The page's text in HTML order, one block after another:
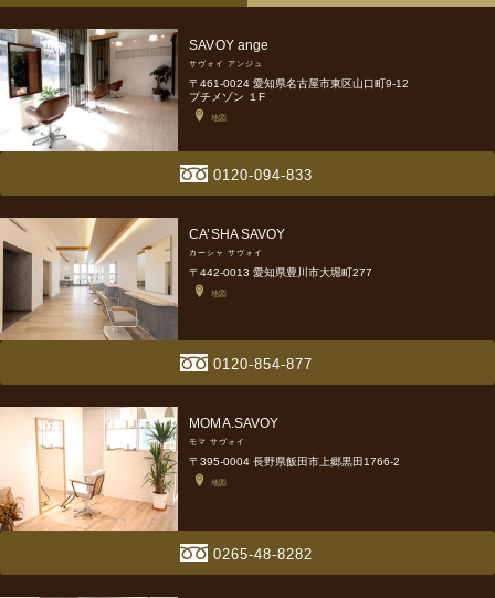
SAVOY ange
サヴォイ アンジュ
〒461-0024 愛知県名古屋市東区山口町9-12
プチメゾン １F
地図
0120-094-833
CA’SHA SAVOY
カーシャ サヴォイ
〒442-0013 愛知県豊川市大堀町277
地図
0120-854-877
MOMA.SAVOY
モマ サヴォイ
〒395-0004 長野県飯田市上郷黒田1766-2
地図
0265-48-8282